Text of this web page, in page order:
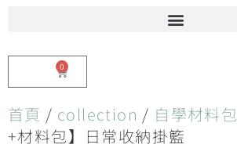
0
首頁 / collection / 自學材料包
+材料包】日常收納掛籃